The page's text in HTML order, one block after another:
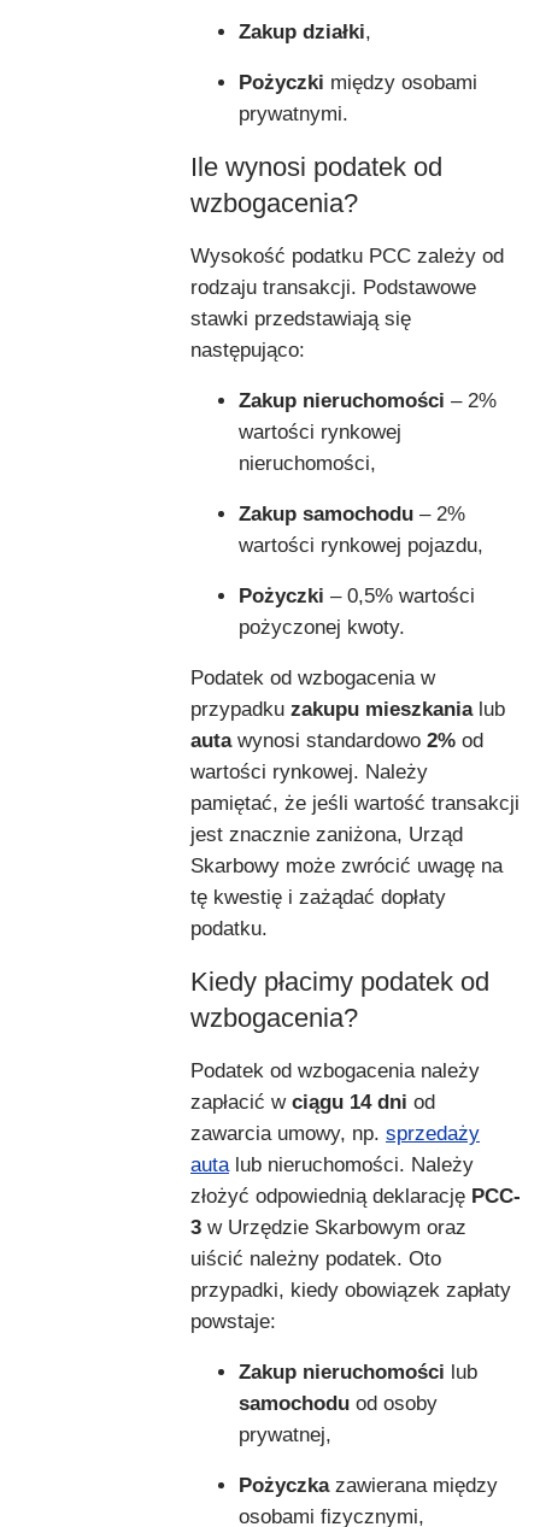
Zakup działki,
Pożyczki między osobami
prywatnymi.
Ile wynosi podatek od
wzbogacenia?
Wysokość podatku PCC zależy od
rodzaju transakcji. Podstawowe
stawki przedstawiają się
następująco:
Zakup nieruchomości – 2%
wartości rynkowej
nieruchomości,
Zakup samochodu – 2%
wartości rynkowej pojazdu,
Pożyczki – 0,5% wartości
pożyczonej kwoty.
Podatek od wzbogacenia w
przypadku zakupu mieszkanialub
autawynosi standardowo 2% od
wartości rynkowej. Należy
pamiętać, że jeśli wartość transakcji
jest znacznie zaniżona, Urząd
Skarbowy może zwrócić uwagę na
tę kwestię i zażądać dopłaty
podatku.
Kiedy płacimy podatek od
wzbogacenia?
Podatek od wzbogacenia należy
zapłacić w ciągu 14 dni od
zawarcia umowy, np. sprzedaży
auta lub nieruchomości. Należy
złożyć odpowiednią deklarację PCC-
3 w Urzędzie Skarbowym oraz
uiścić należny podatek. Oto
przypadki, kiedy obowiązek zapłaty
powstaje:
Zakup nieruchomości lub
samochodu od osoby
prywatnej,
Pożyczkazawierana między
osobami fizycznymi,